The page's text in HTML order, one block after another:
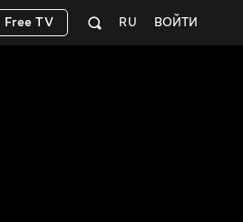
ВОЙТИ
RU
Free TV